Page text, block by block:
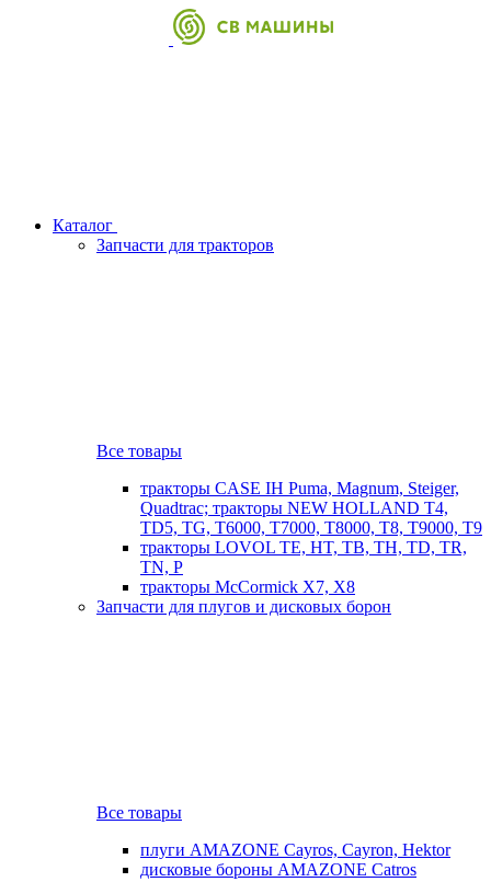
Каталог
Запчасти для тракторов
Все товары
тракторы CASE IH Puma, Magnum, Steiger,
Quadtrac; тракторы NEW HOLLAND T4,
TD5, TG, T6000, T7000, T8000, T8, T9000, T9
тракторы LOVOL TE, HT, TB, TH, TD, TR,
TN, P
тракторы McCormick X7, X8
Запчасти для плугов и дисковых борон
Все товары
плуги AMAZONE Cayros, Cayron, Hektor
дисковые бороны AMAZONE Catros